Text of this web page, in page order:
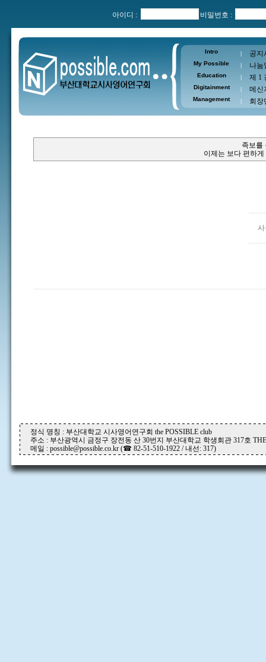
아이디 : 비밀번호 :
Intro | 공지
My Possible | 나눔
Education | 제 1
Digitainment | 메신
Management | 회장
족보를
이제는 보다 편하
정식 명칭 : 부산대학교 시사영어연구회 the POSSIBLE club
주소 : 부산광역시 금정구 장전동 산 30번지 부산대학교 학생회관 317호
메일 : possible@possible.co.kr (☎ 82-51-510-1922 / 내선: 317)